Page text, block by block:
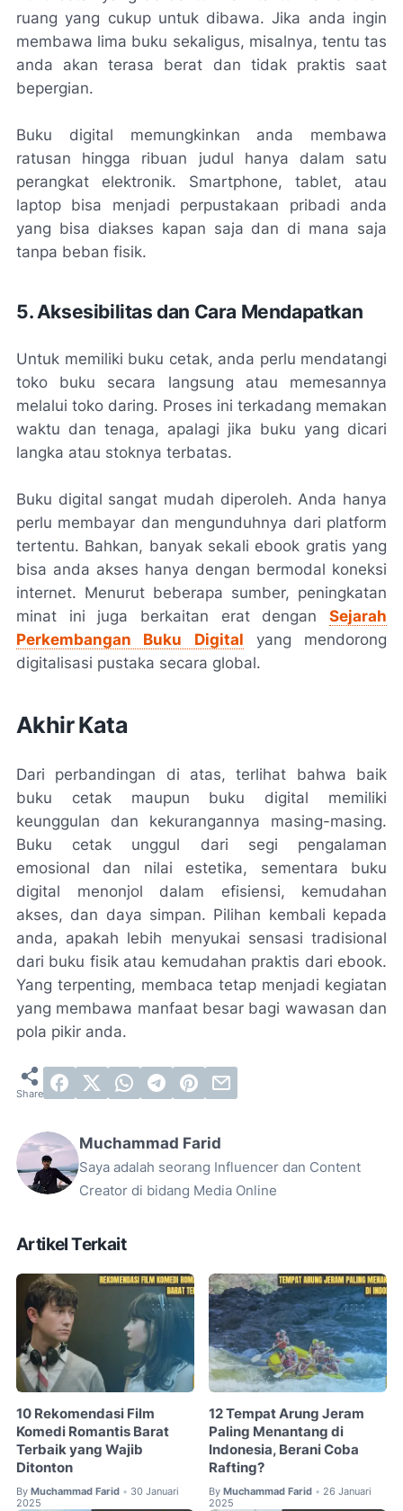
ruang yang cukup untuk dibawa. Jika anda ingin
membawa lima buku sekaligus, misalnya, tentu tas
anda akan terasa berat dan tidak praktis saat
bepergian.
Buku digital memungkinkan anda membawa
ratusan hingga ribuan judul hanya dalam satu
perangkat elektronik. Smartphone, tablet, atau
laptop bisa menjadi perpustakaan pribadi anda
yang bisa diakses kapan saja dan di mana saja
tanpa beban fisik.
5. Aksesibilitas dan Cara Mendapatkan
Untuk memiliki buku cetak, anda perlu mendatangi
toko buku secara langsung atau memesannya
melalui toko daring. Proses ini terkadang memakan
waktu dan tenaga, apalagi jika buku yang dicari
langka atau stoknya terbatas.
Buku digital sangat mudah diperoleh. Anda hanya
perlu membayar dan mengunduhnya dari platform
tertentu. Bahkan, banyak sekali ebook gratis yang
bisa anda akses hanya dengan bermodal koneksi
internet. Menurut beberapa sumber, peningkatan
minat ini juga berkaitan erat dengan Sejarah
Perkembangan Buku Digital yang mendorong
digitalisasi pustaka secara global.
Akhir Kata
Dari perbandingan di atas, terlihat bahwa baik
buku cetak maupun buku digital memiliki
keunggulan dan kekurangannya masing-masing.
Buku cetak unggul dari segi pengalaman
emosional dan nilai estetika, sementara buku
digital menonjol dalam efisiensi, kemudahan
akses, dan daya simpan. Pilihan kembali kepada
anda, apakah lebih menyukai sensasi tradisional
dari buku fisik atau kemudahan praktis dari ebook.
Yang terpenting, membaca tetap menjadi kegiatan
yang membawa manfaat besar bagi wawasan dan
pola pikir anda.
Muchammad Farid
Saya adalah seorang Influencer dan Content
Creator di bidang Media Online
Artikel Terkait
10 Rekomendasi Film
Komedi Romantis Barat
Terbaik yang Wajib
Ditonton
By Muchammad Farid • 30 Januari
2025
12 Tempat Arung Jeram
Paling Menantang di
Indonesia, Berani Coba
Rafting?
By Muchammad Farid • 26 Januari
2025